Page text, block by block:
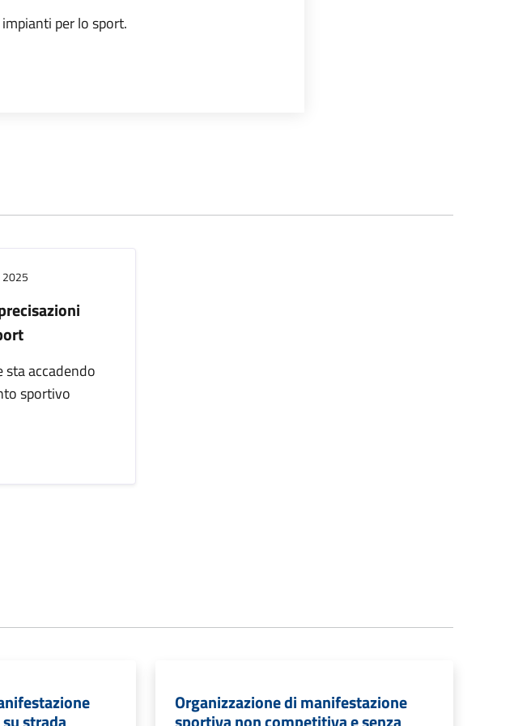
per lo sport.
2025
sta accadendo
sportivo
Organizzazione di manifestazione